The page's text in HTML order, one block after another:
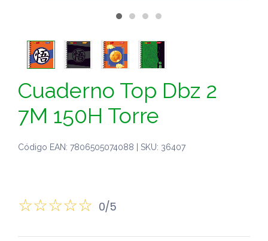
Cuaderno Top Dbz 2
7M 150H Torre
Código EAN: 7806505074088 | SKU: 36407
0/5